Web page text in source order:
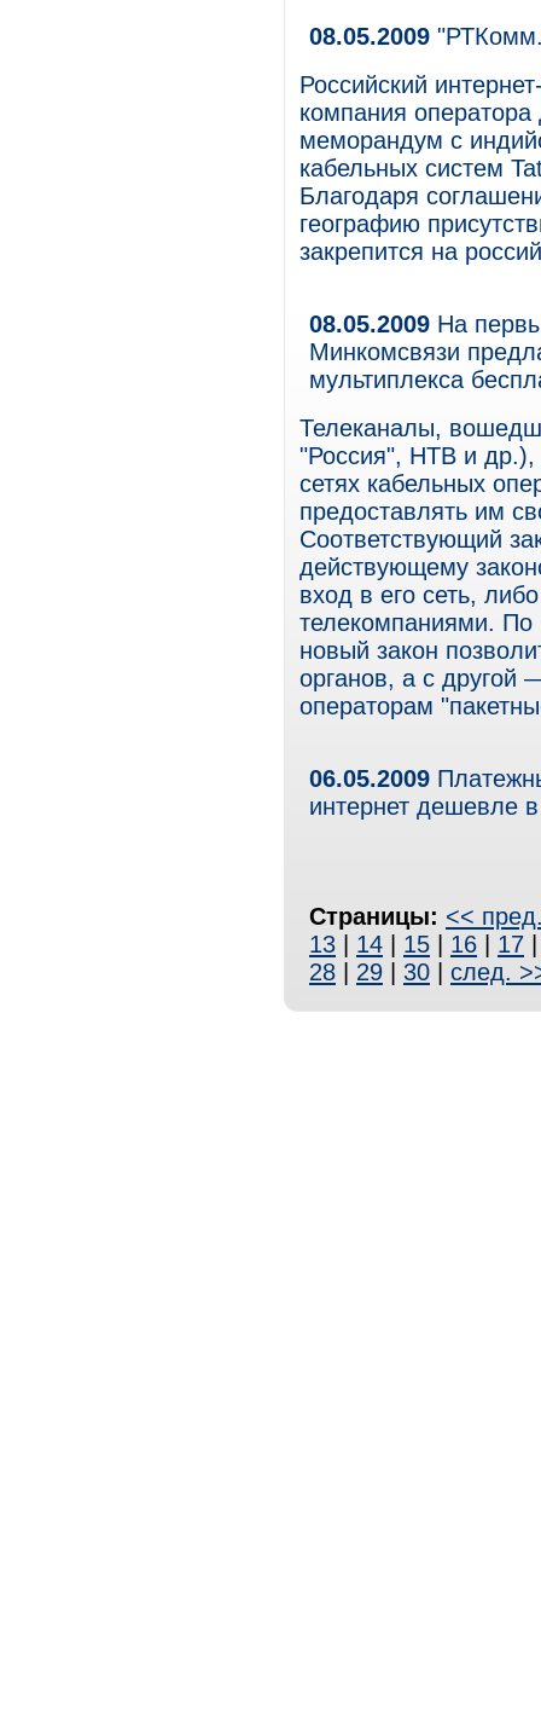
08.05.2009
Российский
компания
меморандум с
кабельных систем
Благодаря
географию
закрепится на
08.05.2009 На
Минкомсвязи
мультиплекса
Телеканалы,
"Россия", НТВ и др.),
сетях кабельных
предоставлять им
Соответствующий
действующему
вход в его сеть,
телекомпаниями. По
новый закон
органов, а с другой
операторам
06.05.2009
интернет дешевле
Страницы: <<
13
14 15 16 17
28
29 30 след.